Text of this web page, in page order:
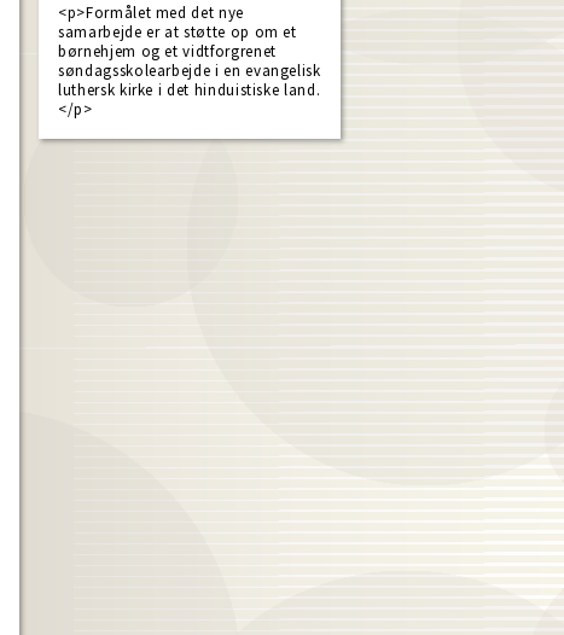
<p>Formålet med det nye
samarbejde er at støtte op om et
børnehjem og et vidtforgrenet
søndagsskolearbejde i en evangelisk
luthersk kirke i det hinduistiske land.
</p>